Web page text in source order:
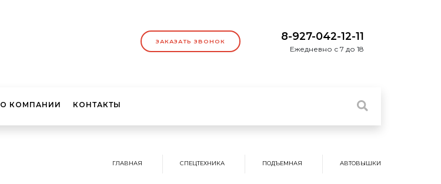
ЗАКАЗАТЬ ЗВОНОК 8-927-042-12-11
Ежедневно с 7 до 18
О КОМПАНИИ КОНТАКТЫ
ГЛАВНАЯ СПЕЦТЕХНИКА ПОДЪЕМНАЯ АВТОВЫШКИ